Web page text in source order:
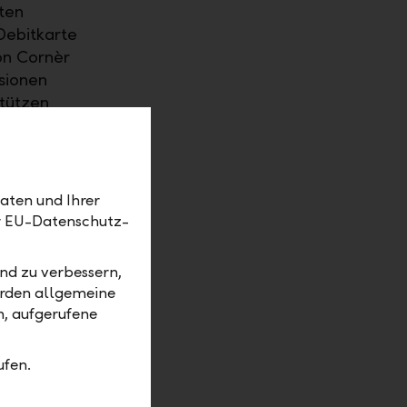
Cornèr
die
für
dieser
und Ihrer
EU-Datenschutz-
zu verbessern,
allgemeine
aufgerufene